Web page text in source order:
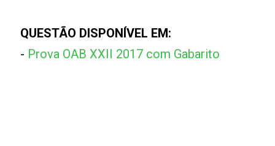
QUESTÃO DISPONÍVEL EM:
- Prova OAB XXII 2017 com Gabarito